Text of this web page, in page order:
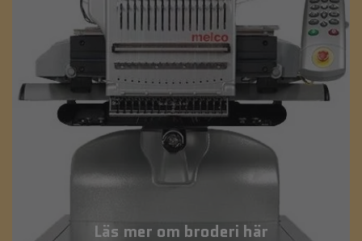
Läs mer om broderi här